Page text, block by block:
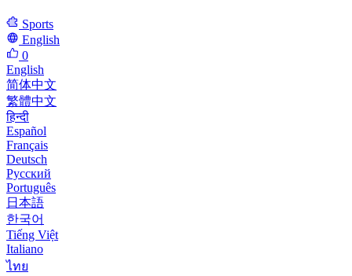
Sports
English
0
English
简体中文
繁體中文
हिन्दी
Español
Français
Deutsch
Русский
Português
日本語
한국어
Tiếng Việt
Italiano
ไทย